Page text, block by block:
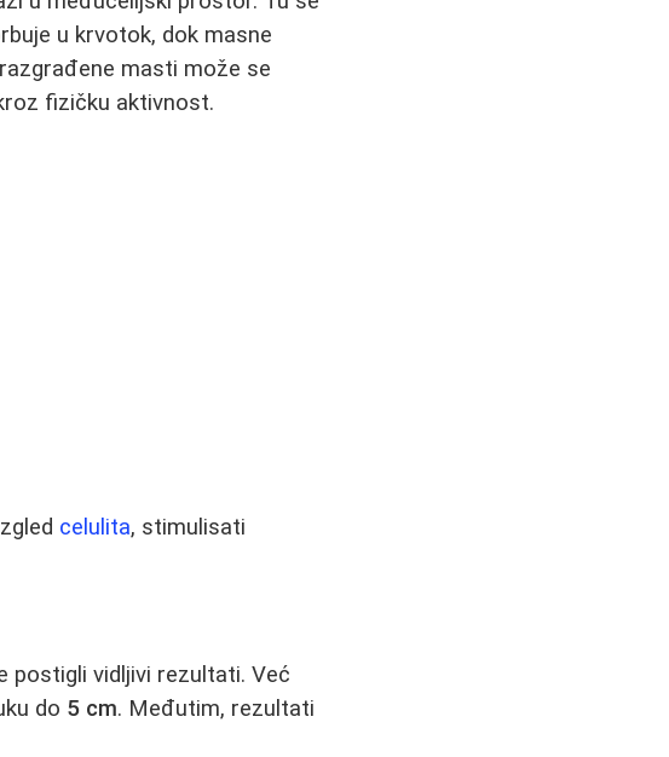
u krvotok, dok masne
masti može se
fizičku aktivnost.
celulita, stimulisati
postigli vidljivi rezultati. Već
do 5 cm. Međutim, rezultati